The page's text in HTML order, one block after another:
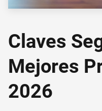
Claves
Mejores
2026